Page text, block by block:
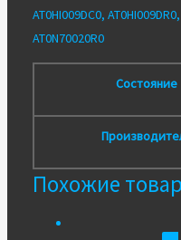
AT0HI009DC0,
AT0N70020R0
Состояние
Похожие